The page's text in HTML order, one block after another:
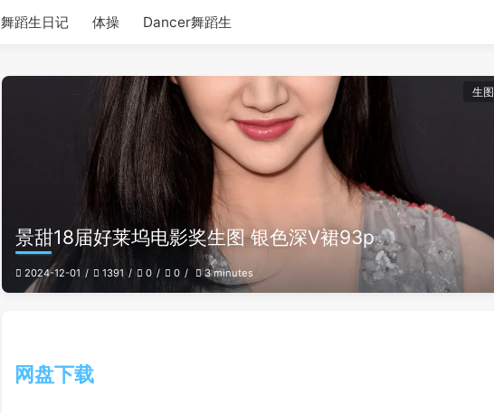
舞蹈生日记 体操 Dancer舞蹈生
生图
景甜18届好莱坞电影奖生图 银色深V裙93p
2024-12-01 1391 0 0 3 minutes
网盘下载